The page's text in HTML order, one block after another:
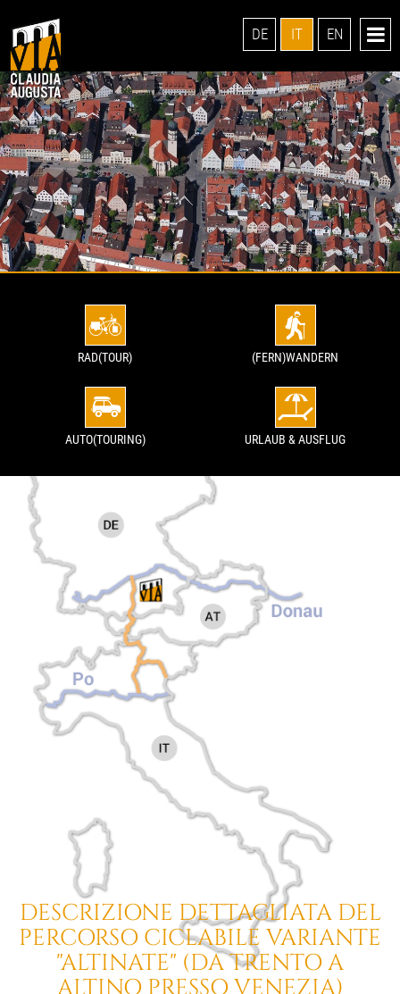
DE IT EN
RAD(TOUR) (FERN)WANDERN
AUTO(TOURING) URLAUB & AUSFLUG
DESCRIZIONE DETTAGLIATA DEL
PERCORSO CICLABILE VARIANTE
"ALTINATE" (DA TRENTO A
ALTINO PRESSO VENEZIA)